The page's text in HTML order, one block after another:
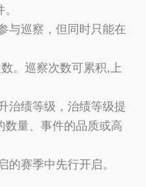
巡察，但同时只能在
。巡察次数可累积,上
绩等级，治绩等级提
量、事件的品质或高
赛季中先行开启。